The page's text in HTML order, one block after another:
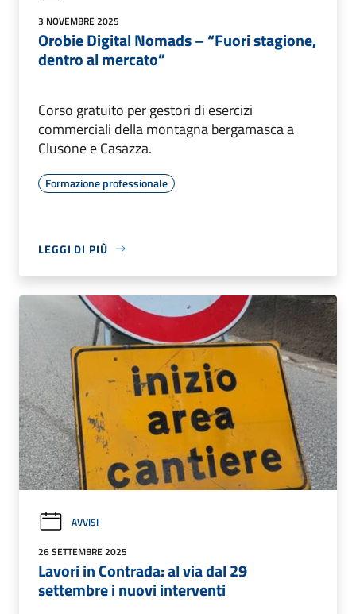
3 NOVEMBRE 2025
Orobie Digital Nomads – “Fuori stagione,
dentro al mercato”
Corso gratuito per gestori di esercizi
commerciali della montagna bergamasca a
Clusone e Casazza.
Formazione professionale
LEGGI DI PIÙ
AVVISI
26 SETTEMBRE 2025
Lavori in Contrada: al via dal 29
settembre i nuovi interventi